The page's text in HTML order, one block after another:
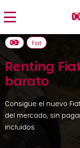
Renting
barato
Consigue el nuevo
del mercado, sin
incluidos
Fiat